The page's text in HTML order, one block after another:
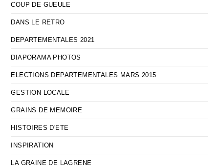
COUP DE GUEULE
DANS LE RETRO
DEPARTEMENTALES 2021
DIAPORAMA PHOTOS
ELECTIONS DEPARTEMENTALES MARS 2015
GESTION LOCALE
GRAINS DE MEMOIRE
HISTOIRES D'ETE
INSPIRATION
LA GRAINE DE LAGRENE